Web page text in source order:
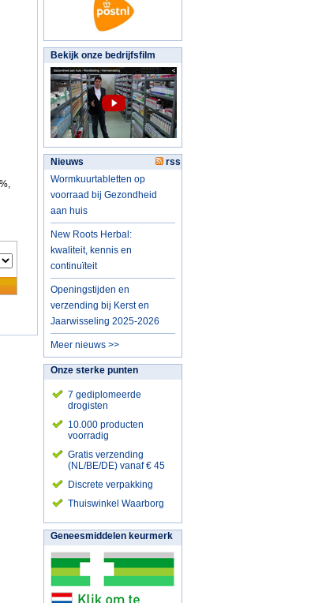
Bekijk onze bedrijfsfilm
Nieuws
rss
Wormkuurtabletten op
voorraad bij Gezondheid
aan huis
New Roots Herbal:
kwaliteit, kennis en
continuïteit
Openingstijden en
verzending bij Kerst en
Jaarwisseling 2025-2026
Meer nieuws >>
Onze sterke punten
7 gediplomeerde
drogisten
10.000 producten
voorradig
Gratis verzending
(NL/BE/DE) vanaf € 45
Discrete verpakking
Thuiswinkel Waarborg
Geneesmiddelen keurmerk